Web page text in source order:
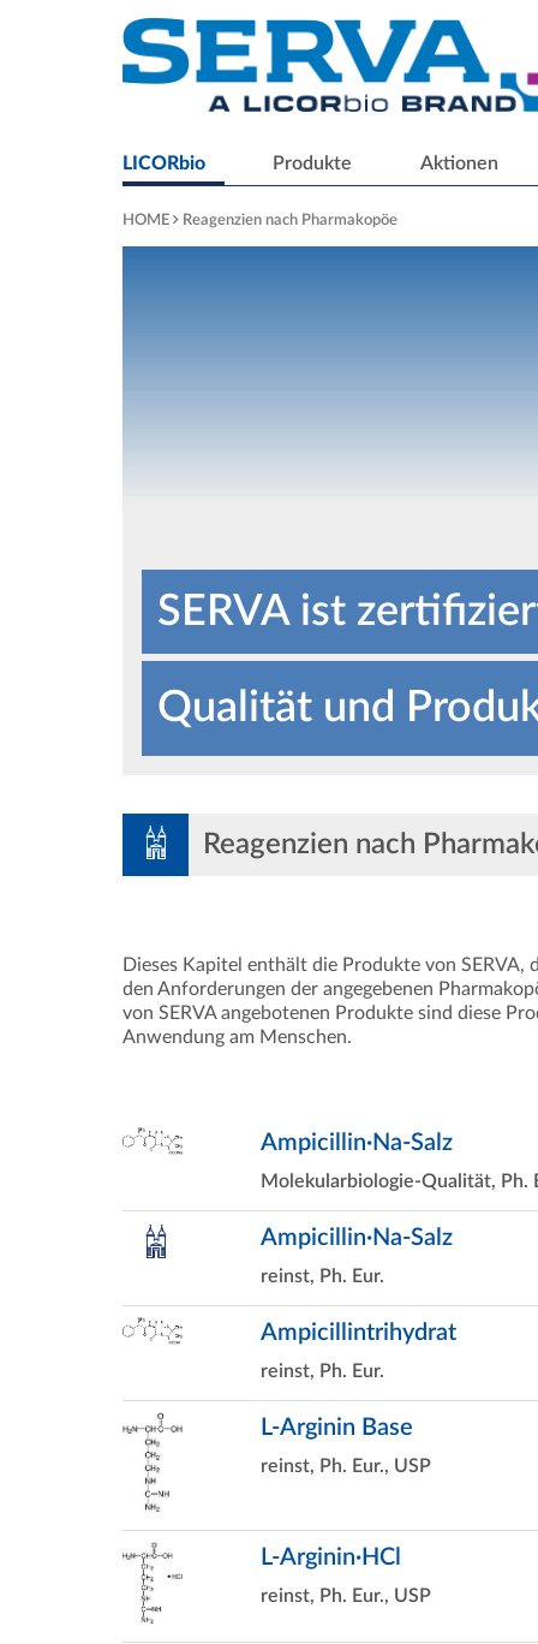
LICORbio Produkte Aktionen
HOME Reagenzien nach Pharmakopöe
SERVA ist
Qualität und
Große Auswahl am
SERVA
Reagenzien nach
Dieses Kapitel enthält die Produkte von
den Anforderungen der angegebenen
von SERVA angebotenen Produkte sind diese
Anwendung am Menschen.
Ampicillin·Na-Salz
Molekularbiologie-Qualität, Ph.
Ampicillin·Na-Salz
reinst, Ph. Eur.
Ampicillintrihydrat
reinst, Ph. Eur.
L-Arginin Base
reinst, Ph. Eur., USP
L-Arginin·HCl
reinst, Ph. Eur., USP